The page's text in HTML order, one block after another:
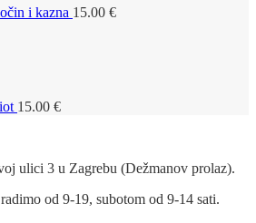
i kazna 15.00 €
15.00 €
ulici 3 u Zagrebu (Dežmanov prolaz).
od 9-19, subotom od 9-14 sati.